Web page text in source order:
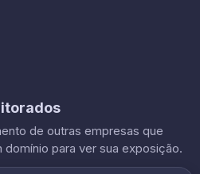
de outras empresas que
para ver sua exposição.